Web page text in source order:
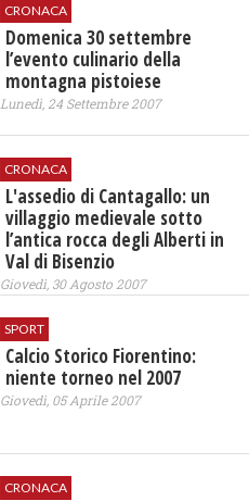
CRONACA
Domenica 30 settembre
l’evento culinario della
montagna pistoiese
Lunedì, 24 Settembre 2007
CRONACA
L'assedio di Cantagallo: un
villaggio medievale sotto
l’antica rocca degli Alberti in
Val di Bisenzio
Giovedì, 30 Agosto 2007
SPORT
Calcio Storico Fiorentino:
niente torneo nel 2007
Giovedì, 05 Aprile 2007
CRONACA